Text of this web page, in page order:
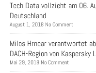
Tech Data vollzieht am 06.
Deutschland
August 1, 2018 No Comment
Milos Hrncar verantwortet
DACH-Region von Kaspersky
Mai 29, 2018 No Comment